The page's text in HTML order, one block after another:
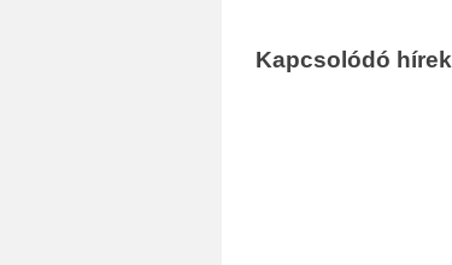
Kapcsolódó hírek